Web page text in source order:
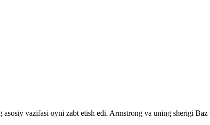
vazifasi oyni zabt etish edi. Armstrong va uning sherigi